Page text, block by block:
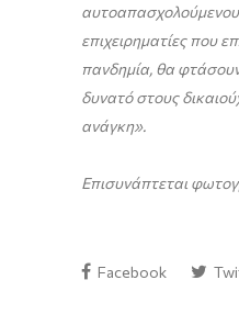
επιχειρηματίες που
πανδημία, θα
δυνατό στους
ανάγκη».
Επισυνάπτεται
Facebook